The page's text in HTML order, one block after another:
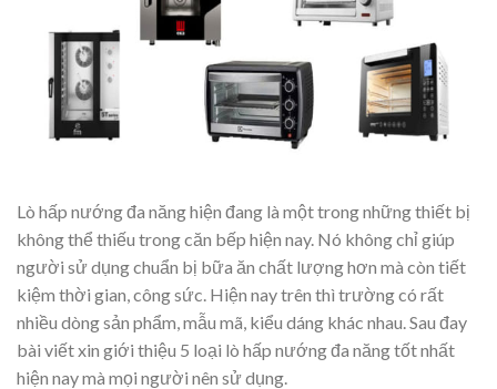
Lò hấp nướng đa năng hiện đang là một trong những thiết bị
không thể thiếu trong căn bếp hiện nay. Nó không chỉ giúp
người sử dụng chuẩn bị bữa ăn chất lượng hơn mà còn tiết
kiệm thời gian, công sức. Hiện nay trên thì trường có rất
nhiều dòng sản phẩm, mẫu mã, kiểu dáng khác nhau. Sau đay
bài viết xin giới thiệu 5 loại lò hấp nướng đa năng tốt nhất
hiện nay mà mọi người nên sử dụng.